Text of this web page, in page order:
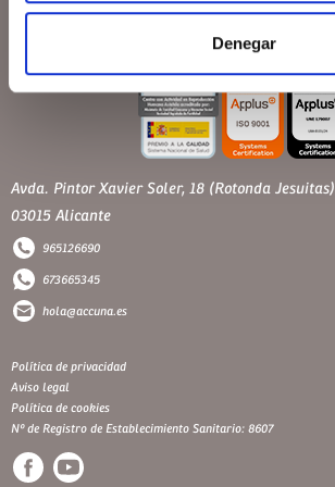
Denegar
Avda. Pintor Xavier Soler, 18 (Rotonda Jesuitas)
03015 Alicante
965126690
673665345
hola@accuna.es
Política de privacidad
Aviso legal
Política de cookies
Nº de Registro de Establecimiento Sanitario: 8607